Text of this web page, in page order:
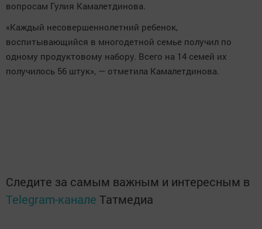
вопросам Гулия Камалетдинова.
«Каждый несовершеннолетний ребенок,
воспитывающийся в многодетной семье получил по
одному продуктовому набору. Всего на 14 семей их
получилось 56 штук», — отметила Камалетдинова.
Следите за самым важным и интересным в
Telegram-канале Татмедиа